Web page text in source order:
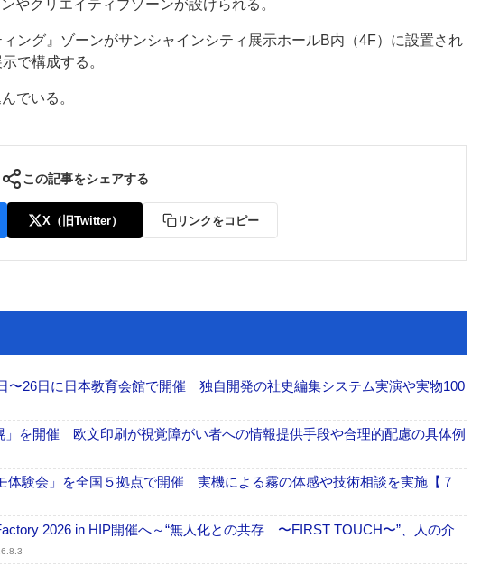
やクリエイティブゾーンが設けられる。
ング』ゾーンがサンシャインシティ展示ホールB内（4F）に設置され
で構成する。
でいる。
この記事をシェアする
X（旧Twitter） リンクをコピー
26日に日本教育会館で開催 独自開発の社史編集システム実演や実物100
を開催 欧文印刷が視覚障がい者への情報提供手段や合理的配慮の具体例
験会」を全国５拠点で開催 実機による霧の体感や技術相談を実施【７
2026 in HIP開催へ～“無人化との共存 〜FIRST TOUCH〜”、人の介